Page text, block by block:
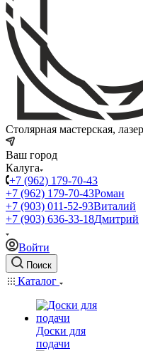
Столярная мастерская,
Ваш город
Калуга
+7 (962) 179-70-43
+7 (962) 179-70-43Роман
+7 (903) 011-52-93Виталий
+7 (903) 636-33-18Дмитрий
Войти
Поиск
Каталог
Доски для
подачи